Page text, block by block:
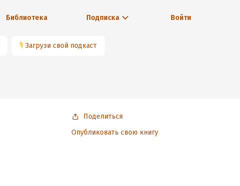
Библиотека Подписка Войти
🎙 Загрузи свой подкаст
Поделиться
Опубликовать свою книгу